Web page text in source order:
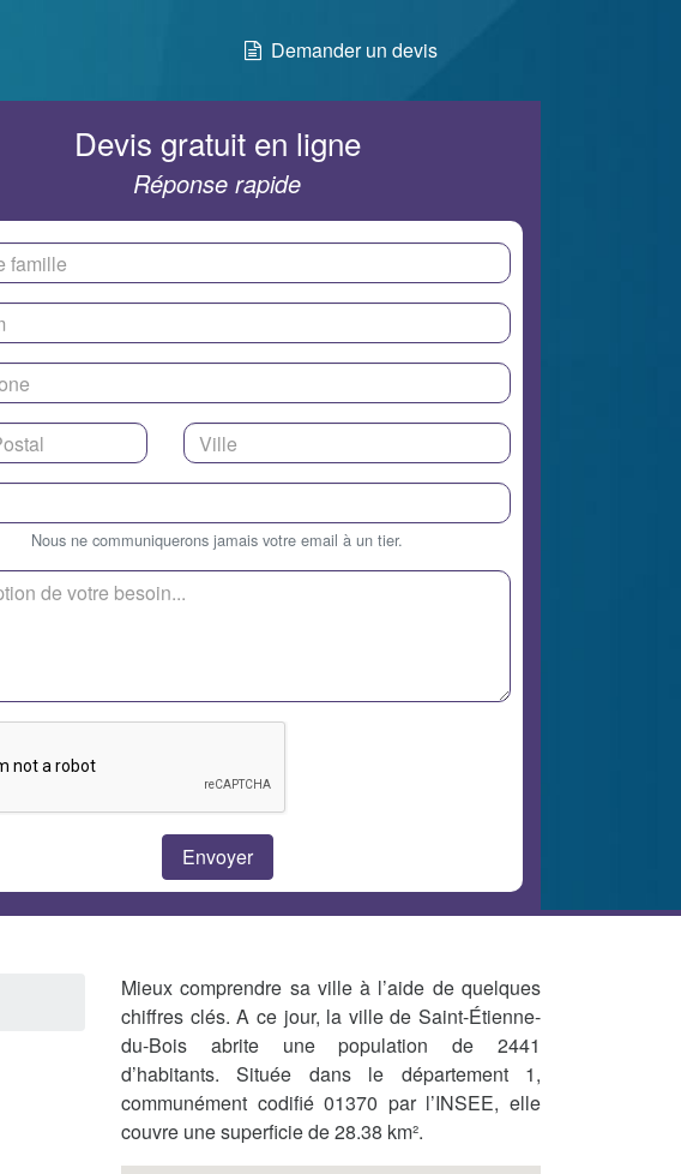
Demander un devis
Devis gratuit en ligne
Réponse rapide
Nous ne communiquerons jamais votre email à un tier.
Mieux comprendre sa ville à l’aide de quelques
chiffres clés. A ce jour, la ville de Saint-Étienne-
du-Bois abrite une population de 2441
d’habitants. Située dans le département 1,
communément codifié 01370 par l’INSEE, elle
couvre une superficie de 28.38 km².